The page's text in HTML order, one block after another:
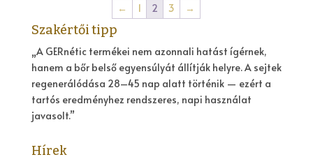
← 1 2 3 →
Szakértői tipp
„A GERnétic termékei nem azonnali hatást ígérnek,
hanem a bőr belső egyensúlyát állítják helyre. A sejtek
regenerálódása 28–45 nap alatt történik — ezért a
tartós eredményhez rendszeres, napi használat
javasolt.”
Hírek